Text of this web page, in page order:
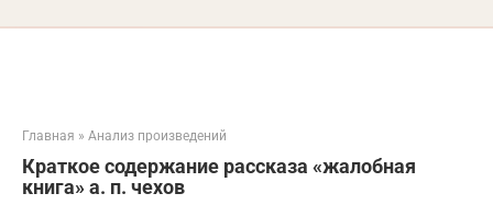
Главная » Анализ произведений
Краткое содержание рассказа «жалобная
книга» а. п. чехов